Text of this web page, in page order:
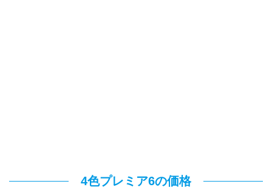
4色プレミア6の価格